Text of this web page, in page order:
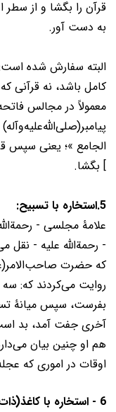
قرآن را بگشا و از
به دست آور.
البته سفارش شده است:
کامل باشد، نه قرآنی
معمولاً در مجالس
الجامع »؛ یعنی سپس
] بگشا.
5.استخاره با تسبیح:
علامۀ مجلسی -
- رحمة‌الله علیه - نقل
که حضرت
روایت می‌کردند که:
بفرست، سپس میانۀ
آخری جفت آمد، بد
هم او چنین بیان
اوقات در اموری که
6 - استخاره با